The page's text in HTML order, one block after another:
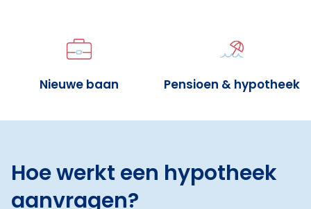
Nieuwe baan Pensioen & hypotheek
Hoe werkt een hypotheek
aanvragen?